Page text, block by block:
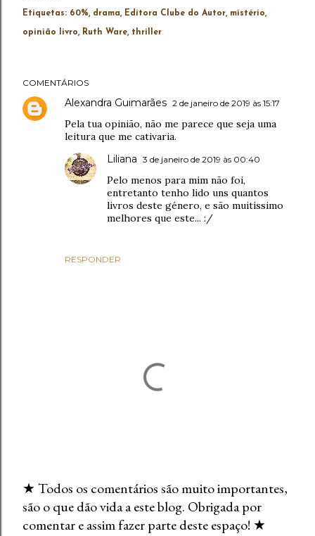
Etiquetas: 60% drama Editora Clube do Autor mistério
opinião livro Ruth Ware thriller
COMENTÁRIOS
Alexandra Guimarães 2 de janeiro de 2019 às 15:17
Pela tua opinião, não me parece que seja uma
leitura que me cativaria.
RESPONDER
Liliana 3 de janeiro de 2019 às 00:40
Pelo menos para mim não foi,
entretanto tenho lido uns quantos
livros deste género, e são muitíssimo
melhores que este... :/
E
n
★ Todos os comentários são muito importantes,
são o que dão vida a este blog. Obrigada por
comentar e assim fazer parte deste espaço! ★